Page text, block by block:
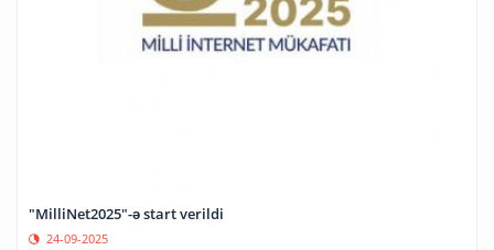
"MilliNet2025"-ə start verildi
24-09-2025